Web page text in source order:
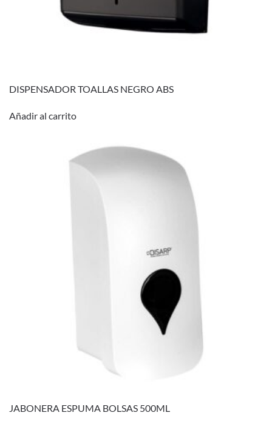
DISPENSADOR TOALLAS NEGRO ABS
Añadir al carrito
JABONERA ESPUMA BOLSAS 500ML